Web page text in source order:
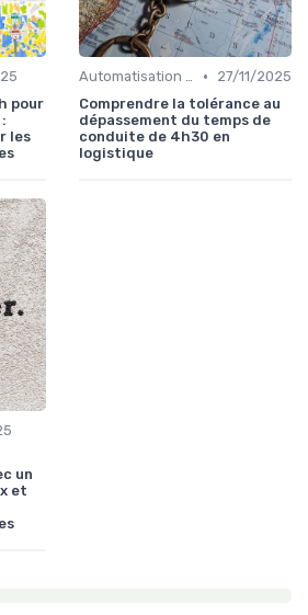
pour
les
Automatisation processus •
27/11/2025
Comprendre la tolérance au
dépassement du temps de
conduite de 4h30 en
logistique
un
et